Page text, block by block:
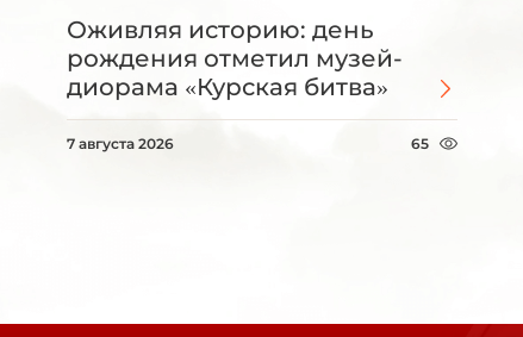
Оживляя историю: день
рождения отметил музей-
диорама «Курская битва»
7 августа 2026 65